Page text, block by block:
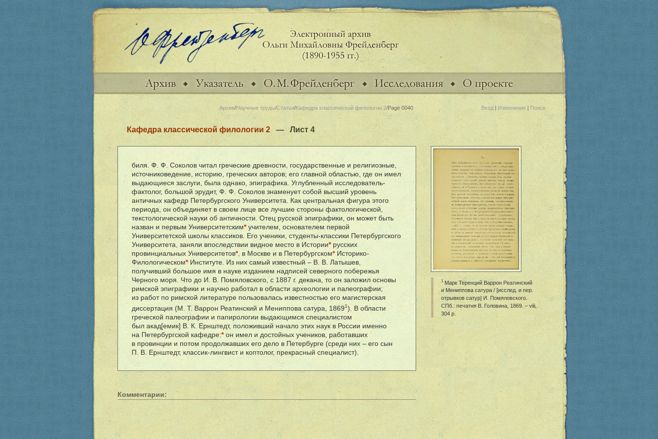
Архив/Научные труды/Статьи/Кафедра классической филологии 2/Page 0040 Вход| Изменения | Поиск
Кафедра классической филологии 2— Лист 4
биля. Ф. Ф. Соколов читал греческие древности, государственные и религиозные,
источниковедение, историю, греческих авторов; его главной областью, где он имел
выдающиеся заслуги, была однако, эпиграфика. Углубленный исследователь-
фактолог, большой эрудит, Ф. Ф. Соколов знаменует собой высший уровень
античных кафедр Петербургского Университета. Как центральная фигура этого
периода, он объединяет в своем лице все лучшие стороны фактологической,
текстологической науки об античности. Отец русской эпиграфики, он может быть
назван и первым Университетским*учителем, основателем первой
Университетской школы классиков. Его ученики, студенты-классики Петербургского
Университета, заняли впоследствии видное место в Истории*русских
провинциальных Университетов*, в Москве и в Петербургском*Историко-
Филологическом*Институте. Из них самый известный – В. В. Латышев,
получивший большое имя в науке изданием надписей северного побережья
Черного моря. Что до И. В. Помяловского, с 1887 г. декана, то он заложил основы
римской эпиграфики и научно работал в области археологии и палеографии;
из работ по римской литературе пользовалась известностью его магистерская
диссертация (М. Т. Варрон Реатинский и Мениппова сатура, 18691). В области
греческой палеографии и папирологии выдающимся специалистом
был акад[емик] В. К. Ернштедт, положивший начало этих наук в России именно
на Петербургской кафедре:*он имел и достойных учеников, работавших
в провинции и потом продолжавших его дело в Петербурге (среди них – его сын
П. В. Ернштедт, классик-лингвист и коптолог, прекрасный специалист).
Комментарии:
1
Марк Теренций Варрон Реатинский
и Мениппова сатура / [исслед. и пер.
отрывков сатур] И. Помяловского.
СПб.: печатня В. Головина, 1869. – viii,
304 p.